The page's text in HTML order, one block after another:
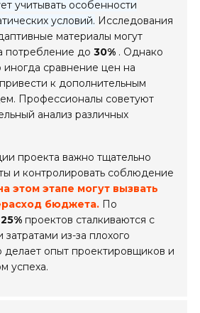
учитывать особенности
условий. Исследования
материалы могут
потребление до30% . Однако
иногда сравнение цен на
к дополнительным
Профессионалы советуют
анализ различных
проекта важно тщательно
и контролировать соблюдение
этом этапе могут вызвать
бюджета. По
25% проектов сталкиваются с
из-за плохого
делает опыт проектировщиков и
успеха.